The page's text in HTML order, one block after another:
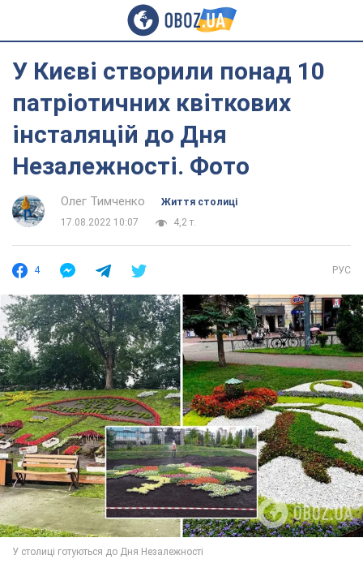
У Києві створили понад 10
патріотичних квіткових
інсталяцій до Дня
Незалежності. Фото
Олег Тимченко
Життя столиці
17.08.2022 10:07
4,2 т.
4 РУС